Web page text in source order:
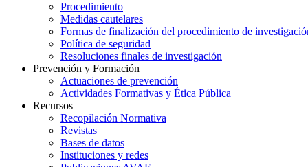
Procedimiento
Medidas cautelares
Formas de finalización del procedimiento de
Política de seguridad
Resoluciones finales de investigación
Prevención y Formación
Actuaciones de prevención
Actividades Formativas y Ética Pública
Recursos
Recopilación Normativa
Revistas
Bases de datos
Instituciones y redes